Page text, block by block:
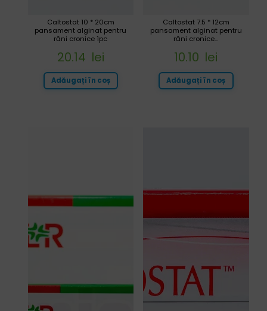
Caltostat 7.5 * 12cm
pansament alginat pentru
răni cronice...
10.10 lei
Adăugați în coș
Caltostat 10 * 20cm
pansament alginat pentru
răni cronice 1pc
20.14 lei
Adăugați în coș